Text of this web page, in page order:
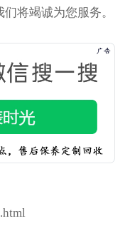
将竭诚为您服务。